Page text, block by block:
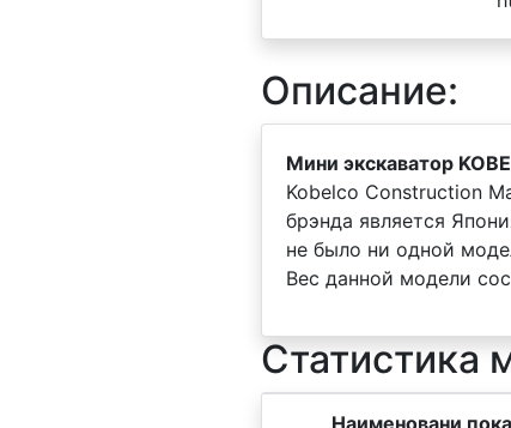
Описание:
Мини экскаватор
Kobelco Construction
брэнда является
не было ни одной
Вес данной модели
Статистика
Наименовани